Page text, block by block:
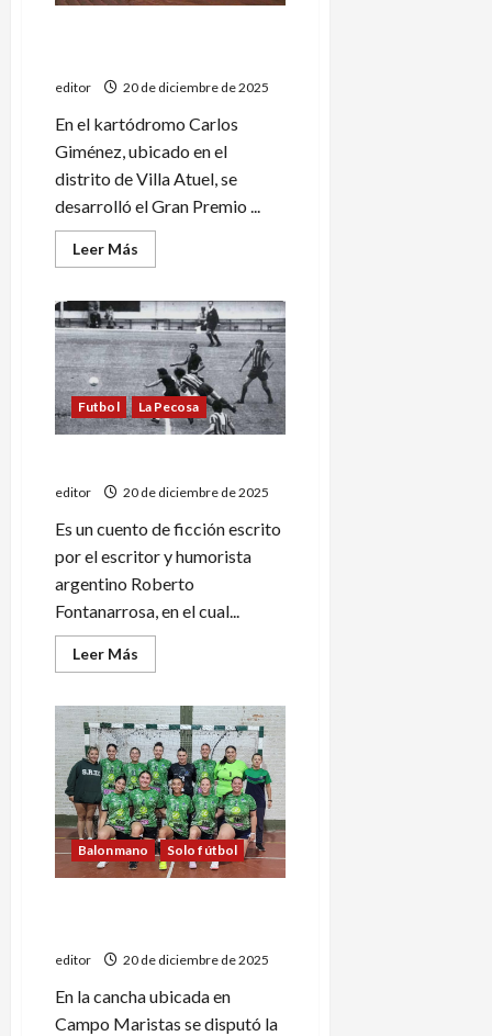
editor 20 de diciembre de 2025
En el kartódromo Carlos
Giménez, ubicado en el
distrito de Villa Atuel, se
desarrolló el Gran Premio ...
Leer Más
más
Finalizó
el
Campeonato
Sureño
de
Karting
Futbol La Pecosa
editor 20 de diciembre de 2025
Es un cuento de ficción escrito
por el escritor y humorista
argentino Roberto
Fontanarrosa, en el cual...
Leer Más
más
19
de
diciembre
de
1971
Balonmano Solo fútbol
editor 20 de diciembre de 2025
En la cancha ubicada en
Campo Maristas se disputó la